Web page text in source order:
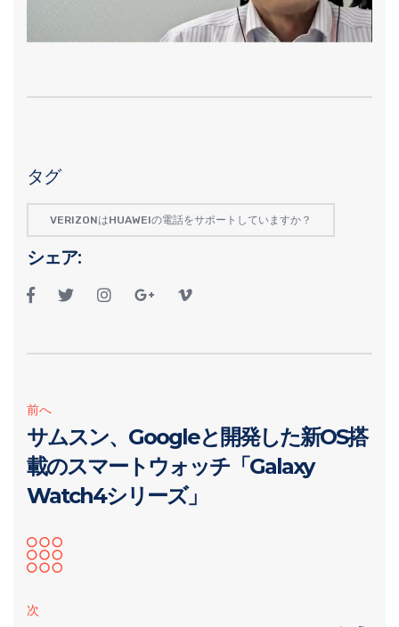
タグ
VERIZONはHUAWEIの電話をサポートしていますか？
シェア:
前へ
サムスン、Googleと開発した新OS搭
載のスマートウォッチ「Galaxy
Watch4シリーズ」
次